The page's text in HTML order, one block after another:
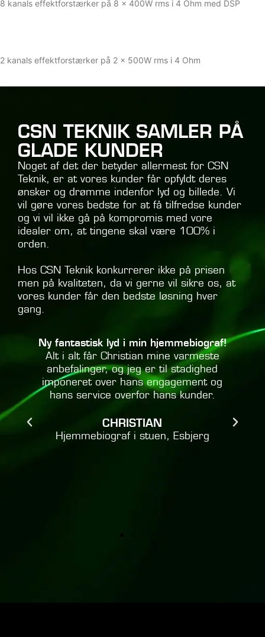
8 kanals effektforstærker på 8 x 400W rms i 4 Ohm med DSP
2 kanals effektforstærker på 2 x 500W rms i 4 Ohm
CSN TEKNIK SAMLER PÅ
GLADE KUNDER
Noget af det der betyder allermest for CSN
Teknik, er at vores kunder får opfyldt deres
ønsker og drømme indenfor lyd og billede. Vi
vil gøre vores bedste for at få tilfredse kunder
og vi vil ikke gå på kompromis med vore
idealer om, at tingene skal være 100% i
orden.
Hos CSN Teknik konkurrerer ikke på prisen
men på kvaliteten, da vi gerne vil sikre os, at
vores kunder får den bedste løsning hver
gang.
Ny fantastisk lyd i min hjemmebiograf!
Alt i alt får Christian mine varmeste
anbefalinger, og jeg er til stadighed
imponeret over hans engagement og
hans service overfor hans kunder.
CHRISTIAN
Hjemmebiograf i stuen, Esbjerg